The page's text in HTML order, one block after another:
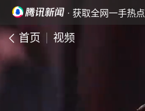
· 获取全网一手热点
首页 视频